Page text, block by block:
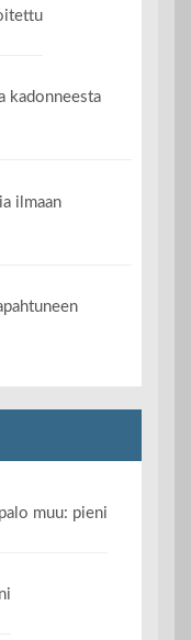
kadonneesta
ilmaan
muu: pieni